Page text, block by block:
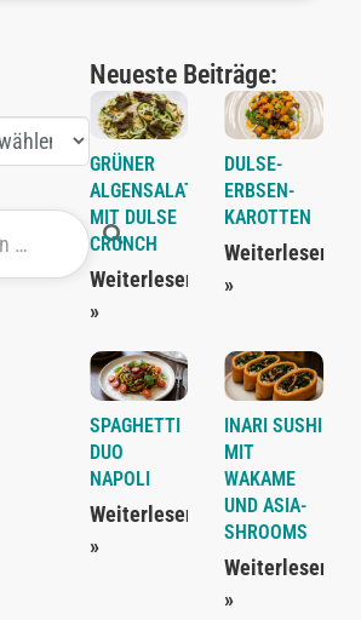
Neueste Beiträge:
GRÜNER
ALGENSALAT
MIT DULSE
CRUNCH
Weiterlesen
»
DULSE-
ERBSEN-
KAROTTEN
Weiterlesen
»
SPAGHETTI
DUO
NAPOLI
Weiterlesen
»
INARI SUSHI
MIT
WAKAME
UND ASIA-
SHROOMS
Weiterlesen
»